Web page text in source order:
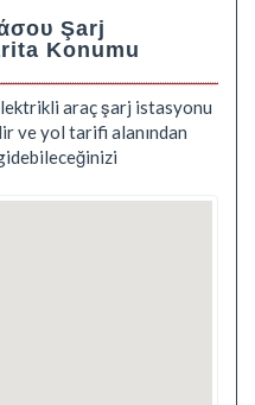
Şarj
Konumu
araç şarj istasyonu
ve yol tarifi alanından